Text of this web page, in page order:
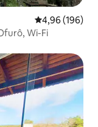
4,96 av 5 i
4,96 (196)
Wi-Fi